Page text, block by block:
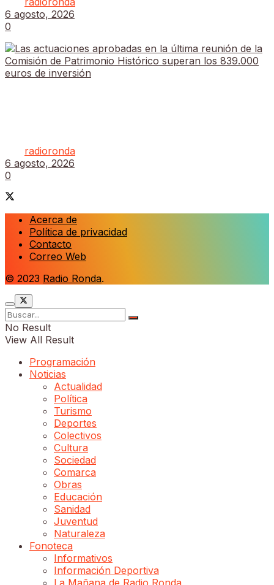
6 agosto, 2026
0
radioronda
6 agosto, 2026
0
Acerca de
Política de privacidad
Contacto
Correo Web
© 2023 Radio Ronda.
No Result
View All Result
Programación
Noticias
Actualidad
Política
Turismo
Deportes
Colectivos
Cultura
Sociedad
Comarca
Obras
Educación
Sanidad
Juventud
Naturaleza
Fonoteca
Informativos
Información Deportiva
La Mañana de Radio Ronda